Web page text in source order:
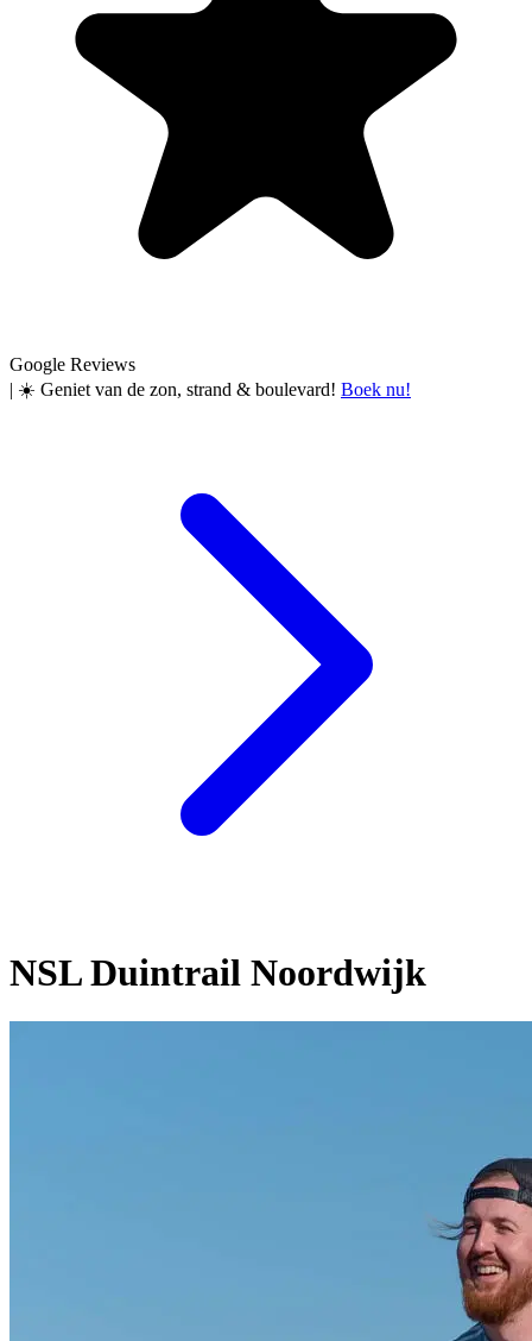
Google Reviews
| ☀️ Geniet van de zon, strand & boulevard! Boek nu!
NSL Duintrail Noordwijk